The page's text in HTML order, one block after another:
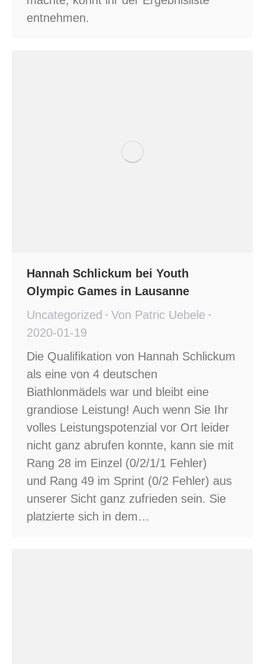
entnehmen.
Hannah Schlickum bei Youth
Olympic Games in Lausanne
Uncategorized
Von Patric Uebele
2020-01-19
Die Qualifikation von Hannah Schlickum
als eine von 4 deutschen
Biathlonmädels war und bleibt eine
grandiose Leistung! Auch wenn Sie Ihr
volles Leistungspotenzial vor Ort leider
nicht ganz abrufen konnte, kann sie mit
Rang 28 im Einzel (0/2/1/1 Fehler)
und Rang 49 im Sprint (0/2 Fehler) aus
unserer Sicht ganz zufrieden sein. Sie
platzierte sich in dem…